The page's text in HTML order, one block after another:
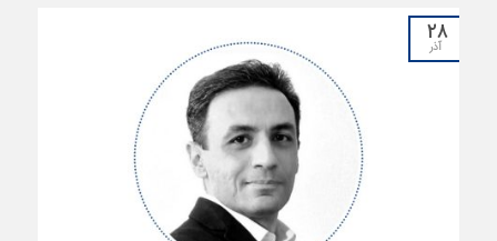
انجمن حمل و نقل بین‌المللی این استان برگزار می‌گردد.
۲۸
آذر